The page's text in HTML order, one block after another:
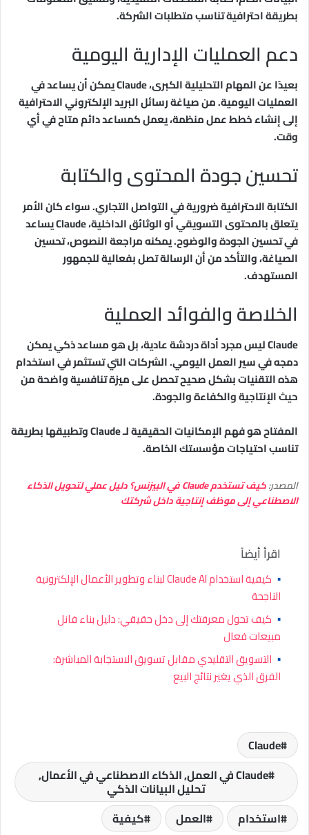
بطريقة احترافية تناسب متطلبات الشركة.
دعم العمليات الإدارية اليومية
بعيدًا عن المهام التحليلية الكبرى، Claude يمكن أن يساعد في
العمليات اليومية. من صياغة رسائل البريد الإلكتروني الاحترافية
إلى إنشاء خطط عمل منظمة، يعمل كمساعد دائم متاح في أي
وقت.
تحسين جودة المحتوى والكتابة
الكتابة الاحترافية ضرورية في التواصل التجاري. سواء كان الأمر
يتعلق بالمحتوى التسويقي أو الوثائق الداخلية، Claude يساعد
في تحسين الجودة والوضوح. يمكنه مراجعة النصوص، تحسين
الصياغة، والتأكد من أن الرسالة تصل بفعالية للجمهور
المستهدف.
الخلاصة والفوائد العملية
Claude ليس مجرد أداة دردشة عادية، بل هو مساعد ذكي يمكن
دمجه في سير العمل اليومي. الشركات التي تستثمر في استخدام
هذه التقنيات بشكل صحيح تحصل على ميزة تنافسية واضحة من
حيث الإنتاجية والكفاءة والجودة.
المفتاح هو فهم الإمكانيات الحقيقية لـ Claude وتطبيقها بطريقة
تناسب احتياجات مؤسستك الخاصة.
المصدر:
كيف تستخدم Claude في البيزنس؟ دليل عملي لتحويل الذكاء
الاصطناعي إلى موظف إنتاجية داخل شركتك
اقرأ أيضاً
▪
كيفية استخدام Claude AI لبناء وتطوير الأعمال الإلكترونية
الناجحة
▪ كيف تحول معرفتك إلى دخل حقيقي: دليل بناء فانل
مبيعات فعال
▪ التسويق التقليدي مقابل تسويق الاستجابة المباشرة:
الفرق الذي يغير نتائج البيع
Claude
Claude في العمل, الذكاء الاصطناعي في الأعمال,
تحليل البيانات الذكي
استخدام
العمل كيفية